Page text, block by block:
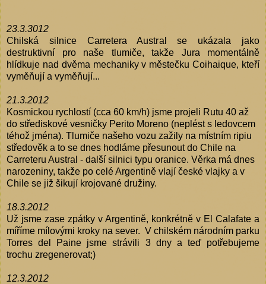
23.3.3012
Chilská silnice Carretera Austral se ukázala jako
destruktivní pro naše tlumiče, takže Jura momentálně
hlídkuje nad dvěma mechaniky v městečku Coihaique, kteří
vyměňují a vyměňují...
21.3.2012
Kosmickou rychlostí (cca 60 km/h) jsme projeli Rutu 40 až
do střediskové vesničky Perito Moreno (neplést s ledovcem
téhož jména). Tlumiče našeho vozu zažily na místním ripiu
středověk a to se dnes hodláme přesunout do Chile na
Carreteru Austral - další silnici typu oranice. Věrka má dnes
narozeniny, takže po celé Argentině vlají české vlajky a v
Chile se již šikují krojované družiny.
18.3.2012
Už jsme zase zpátky v Argentině, konkrétně v El Calafate a
míříme mílovými kroky na sever. V chilském národním parku
Torres del Paine jsme strávili 3 dny a teď potřebujeme
trochu zregenerovat;)
12.3.2012